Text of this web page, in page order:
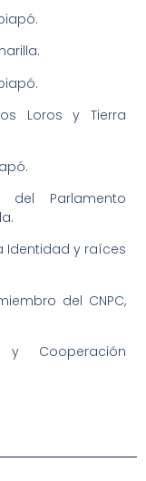
Loros y Tierra
del Parlamento
Identidad y raíces
del CNPC,
y Cooperación